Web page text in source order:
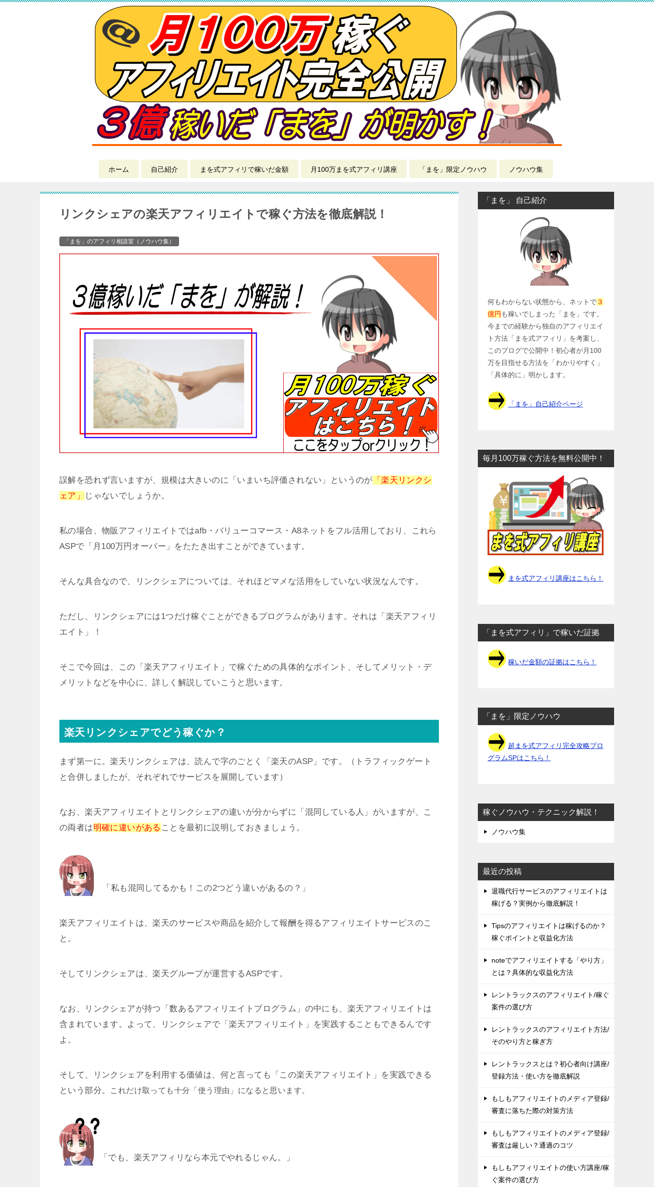
ホーム 自己紹介 まを式アフィリで稼いだ金額 月100万まを式アフィリ講座 「まを」限定ノウハウ ノウハウ集
リンクシェアの楽天アフィリエイトで稼ぐ方法を徹底解説！
「まを」のアフィリ相談室（ノウハウ集）
誤解を恐れず言いますが、規模は大きいのに「いまいち評価されない」というのが 「楽天リンクシ
ェア」
じゃないでしょうか。
私の場合、物販アフィリエイトではafb・バリューコマース・A8ネットをフル活用しており、これら
ASPで「月100万円オーバー」をたたき出すことができています。
そんな具合なので、リンクシェアについては、それほどマメな活用をしていない状況なんです。
ただし、リンクシェアには1つだけ稼ぐことができるプログラムがあります。それは「楽天アフィリ
エイト」！
そこで今回は、この「楽天アフィリエイト」で稼ぐための具体的なポイント、そしてメリット・デ
メリットなどを中心に、詳しく解説していこうと思います。
楽天リンクシェアでどう稼ぐか？
まず第一に。楽天リンクシェアは、読んで字のごとく「楽天のASP」です。（トラフィックゲート
と合併しましたが、それぞれでサービスを展開しています）
なお、楽天アフィリエイトとリンクシェアの違いが分からずに「混同している人」がいますが、こ
の両者は明確に違いがある ことを最初に説明しておきましょう。
「私も混同してるかも！この2つどう違いがあるの？」
楽天アフィリエイトは、楽天のサービスや商品を紹介して報酬を得るアフィリエイトサービスのこ
と。
そしてリンクシェアは、楽天グループが運営するASPです。
なお、リンクシェアが持つ「数あるアフィリエイトプログラム」の中にも、楽天アフィリエイトは
含まれています。よって、リンクシェアで「楽天アフィリエイト」を実践することもできるんです
よ。
そして、リンクシェアを利用する価値は、何と言っても「この楽天アフィリエイト」を実践できる
という部分。
これだけ取っても十分「使う理由」になると思います。
「でも、楽天アフィリなら本元でやれるじゃん。」
「まを」 自己紹介
何もわからない状態から、ネットで３
億円 も稼いでしまった「まを」です。
今までの経験から独自のアフィリエイ
ト方法「まを式アフィリ」を考案し、
このブログで公開中！初心者が月100
万を目指せる方法を「わかりやすく」
「具体的に」明かします。
「まを」自己紹介ページ
毎月100万稼ぐ方法を無料公開中！
まを式アフィリ講座はこちら！
「まを式アフィリ」で稼いだ証拠
稼いだ金額の証拠はこちら！
「まを」限定ノウハウ
超まを式アフィリ完全攻略プロ
グラムSPはこちら！
稼ぐノウハウ・テクニック解説！
ノウハウ集
最近の投稿
退職代行サービスのアフィリエイトは
稼げる？実例から徹底解説！
Tipsのアフィリエイトは稼げるのか？
稼ぐポイントと収益化方法
noteでアフィリエイトする「やり方」
とは？具体的な収益化方法
レントラックスのアフィリエイト/稼ぐ
案件の選び方
レントラックスのアフィリエイト方法/
そのやり方と稼ぎ方
レントラックスとは？初心者向け講座/
登録方法・使い方を徹底解説
もしもアフィリエイトのメディア登録/
審査に落ちた際の対策方法
もしもアフィリエイトのメディア登録/
審査は厳しい？通過のコツ
もしもアフィリエイトの使い方講座/稼
ぐ案件の選び方